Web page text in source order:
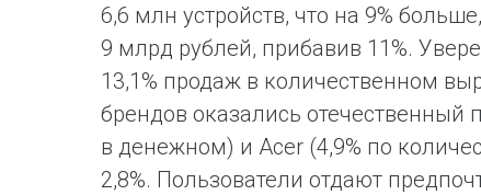
6,6 млн устройств, что на 9%
9 млрд рублей, прибавив 11%.
13,1% продаж в количественном
брендов оказались отечественный
в денежном) и Acer (4,9% по
2,8%. Пользователи отдают